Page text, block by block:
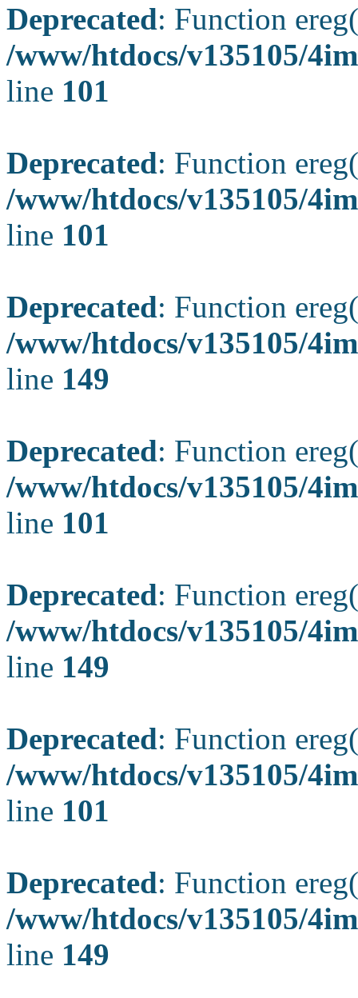
Deprecated: Function
/www/htdocs/v135105/
line 101
Deprecated: Function
/www/htdocs/v135105/
line 101
Deprecated: Function
/www/htdocs/v135105/
line 149
Deprecated: Function
/www/htdocs/v135105/
line 101
Deprecated: Function
/www/htdocs/v135105/
line 149
Deprecated: Function
/www/htdocs/v135105/
line 101
Deprecated: Function
/www/htdocs/v135105/
line 149